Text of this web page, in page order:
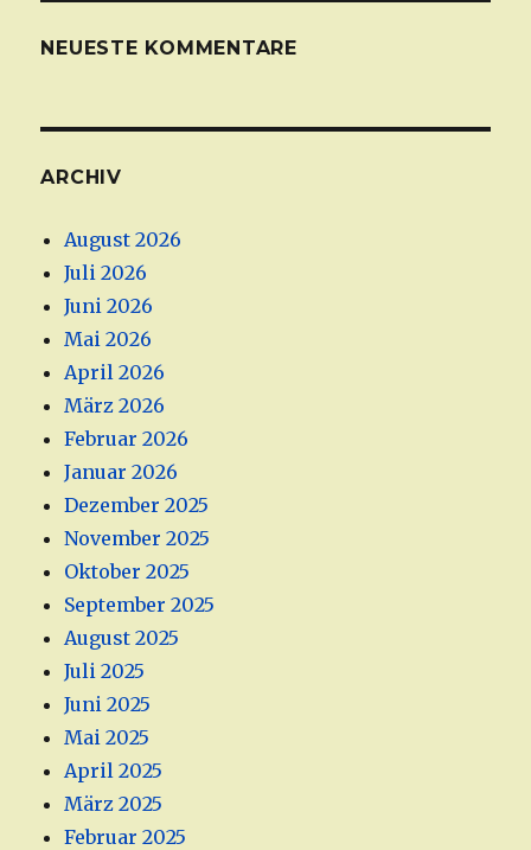
NEUESTE KOMMENTARE
ARCHIV
August 2026
Juli 2026
Juni 2026
Mai 2026
April 2026
März 2026
Februar 2026
Januar 2026
Dezember 2025
November 2025
Oktober 2025
September 2025
August 2025
Juli 2025
Juni 2025
Mai 2025
April 2025
März 2025
Februar 2025